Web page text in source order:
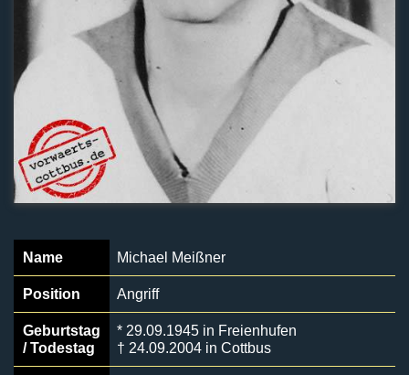
Name Michael Meißner
Position Angriff
Geburtstag
/ Todestag
* 29.09.1945 in Freienhufen
† 24.09.2004 in Cottbus